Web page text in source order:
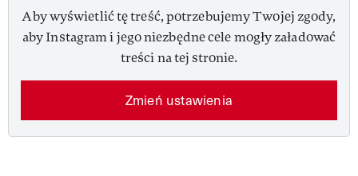
Aby wyświetlić tę treść, potrzebujemy Twojej zgody,
aby Instagram i jego niezbędne cele mogły załadować
treści na tej stronie.
Zmień ustawienia